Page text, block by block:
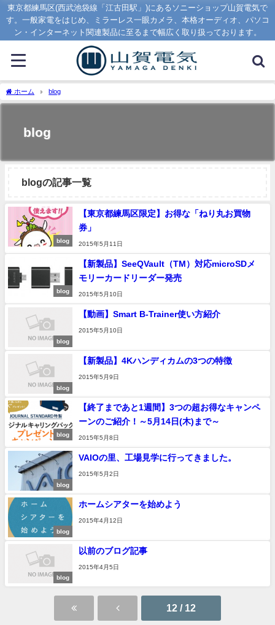
東京都練馬区(西武池袋線「江古田駅」)にあるソニーショップ山賀電気で
す。一般家電をはじめ、ミラーレス一眼カメラ、本格オーディオ、パソコ
ン・インターネット関連製品に至るまで幅広く取り扱っております。
ホーム blog
blog
blogの記事一覧
blog
【東京都練馬区限定】お得な「ねり丸お買物
券」
2015年5月11日
blog
【新製品】SeeQVault（TM）対応microSDメ
モリーカードリーダー発売
2015年5月10日
blog
【動画】Smart B-Trainer使い方紹介
2015年5月10日
blog
【新製品】4Kハンディカムの3つの特徴
2015年5月9日
blog
【終了まであと1週間】3つの超お得なキャンペ
ーンのご紹介！～5月14日(木)まで～
2015年5月8日
blog
VAIOの里、工場見学に行ってきました。
2015年5月2日
blog
ホームシアターを始めよう
2015年4月12日
blog
以前のブログ記事
2015年4月5日
12 / 12